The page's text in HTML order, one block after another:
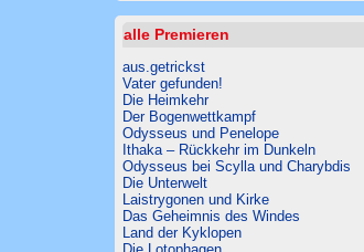
alle Premieren
aus.getrickst
Vater gefunden!
Die Heimkehr
Der Bogenwettkampf
Odysseus und Penelope
Ithaka – Rückkehr im Dunkeln
Odysseus bei Scylla und Charybdis
Die Unterwelt
Laistrygonen und Kirke
Das Geheimnis des Windes
Land der Kyklopen